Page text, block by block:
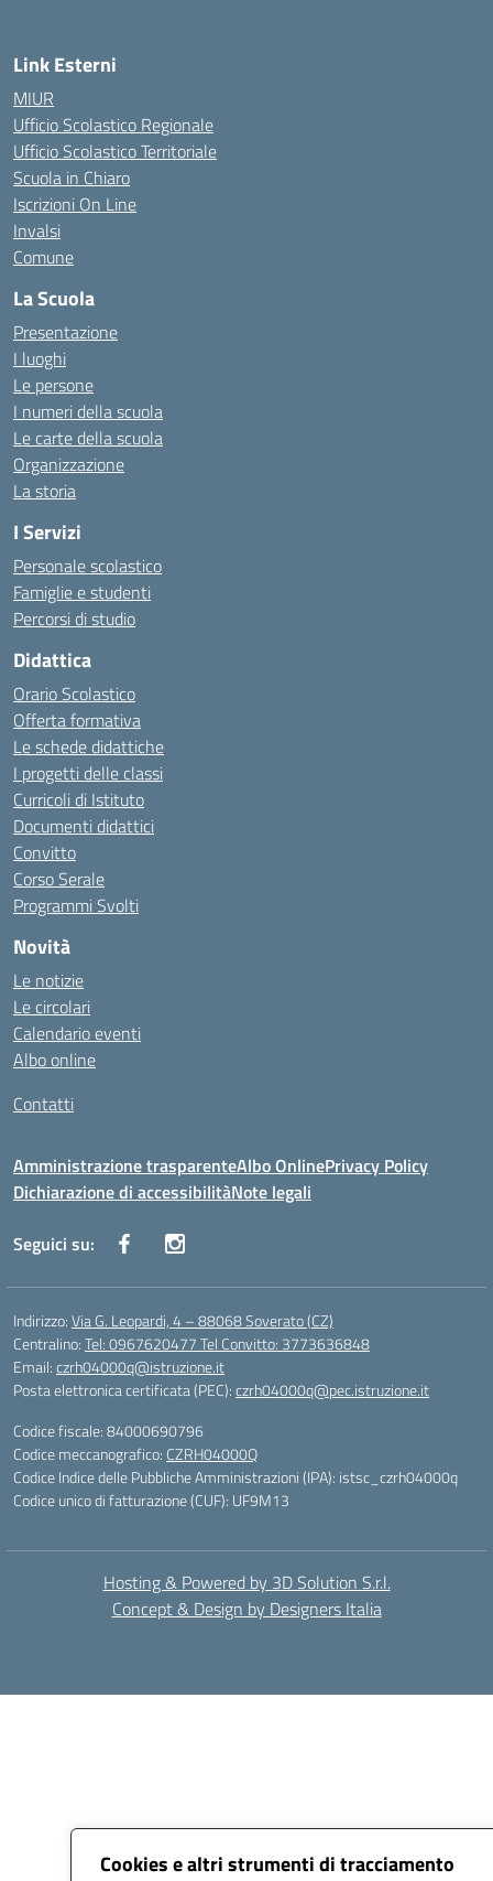
Cookies e altri strumenti di tracciamento
Link Esterni
MIUR
Ufficio Scolastico Regionale
Ufficio Scolastico Territoriale
Scuola in Chiaro
Iscrizioni On Line
Invalsi
Comune
La Scuola
Presentazione
I luoghi
Le persone
I numeri della scuola
Le carte della scuola
Organizzazione
La storia
I Servizi
Personale scolastico
Famiglie e studenti
Percorsi di studio
Didattica
Orario Scolastico
Offerta formativa
Le schede didattiche
I progetti delle classi
Curricoli di Istituto
Documenti didattici
Convitto
Corso Serale
Programmi Svolti
Novità
Le notizie
Le circolari
Calendario eventi
Albo online
Contatti
Amministrazione trasparenteAlbo OnlinePrivacy Policy
Dichiarazione di accessibilitàNote legali
Seguici su:
Indirizzo:Via G. Leopardi, 4 – 88068 Soverato (CZ)
Centralino:Tel: 0967620477 Tel Convitto: 3773636848
Email:czrh04000q@istruzione.it
Posta elettronica certificata (PEC):czrh04000q@pec.istruzione.it
Codice fiscale: 84000690796
Codice meccanografico: CZRH04000Q
Codice Indice delle Pubbliche Amministrazioni (IPA): istsc_czrh04000q
Codice unico di fatturazione (CUF): UF9M13
Hosting & Powered by 3D Solution S.r.l.
Concept & Design by Designers Italia